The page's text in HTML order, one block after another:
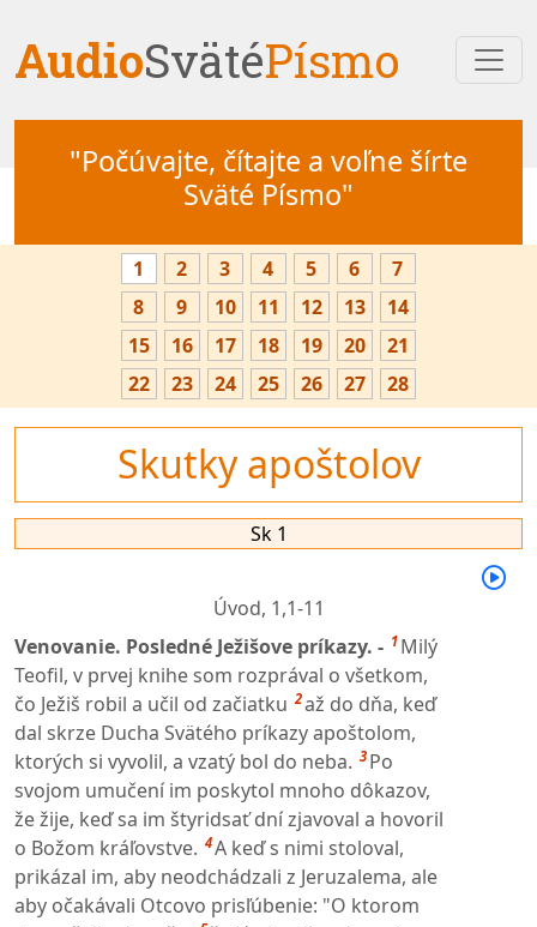
AudioSvätéPísmo
"Počúvajte, čítajte a voľne šírte
Sväté Písmo"
1 2 3 4 5 6
7
8
9 10 11 12 13
14
15
16 17 18 19 20
21
22
23 24 25 26 27 28
Skutky apoštolov
Sk 1
Úvod, 1,1-11
Venovanie. Posledné Ježišove príkazy. - 1 Milý
Teofil, v prvej knihe som rozprával o všetkom,
čo Ježiš robil a učil od začiatku 2až do dňa, keď
dal skrze Ducha Svätého príkazy apoštolom,
ktorých si vyvolil, a vzatý bol do neba. 3 Po
svojom umučení im poskytol mnoho dôkazov,
že žije, keď sa im štyridsať dní zjavoval a hovoril
o Božom kráľovstve. 4A keď s nimi stoloval,
prikázal im, aby neodchádzali z Jeruzalema, ale
aby očakávali Otcovo prisľúbenie: "O ktorom